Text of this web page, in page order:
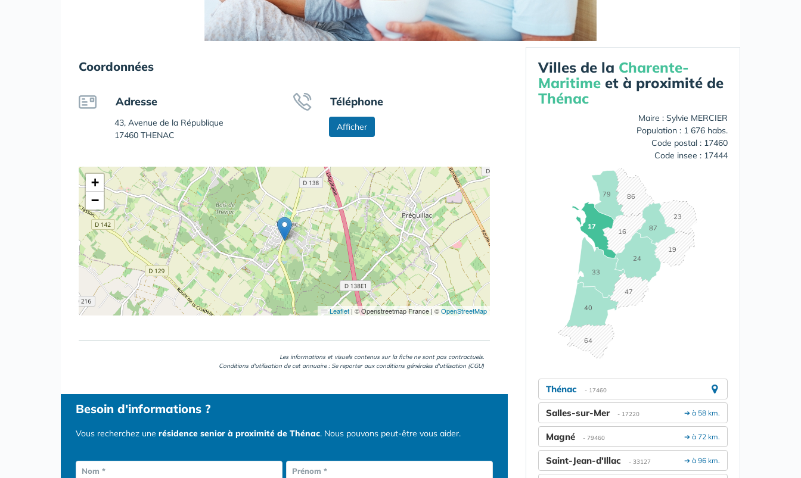
Coordonnées
Adresse
43, Avenue de la République
17460 THENAC
Téléphone
Afficher
+
−
Leaflet | © Openstreetmap France | ©OpenStreetMap
Les informations et visuels contenus sur la fiche ne sont pas contractuels.
Conditions d'utilisation de cet annuaire : Se reporter aux conditions générales d'utilisation (CGU)
Besoin d'informations ?
Vous recherchez une résidence senior à proximité de Thénac. Nous pouvons peut-être vous aider.
Nom * Prénom *
Villes de la Charente-
Maritime et à proximité de
Thénac
Maire : Sylvie MERCIER
Population : 1 676 habs.
Code postal : 17460
Code insee : 17444
16
17
19
23
24
33
40
47
64
79 86
87
Thénac - 17460
➔ à 58 km.
Salles-sur-Mer - 17220
➔ à 72 km.
Magné - 79460
➔ à 96 km.
Saint-Jean-d'Illac - 33127